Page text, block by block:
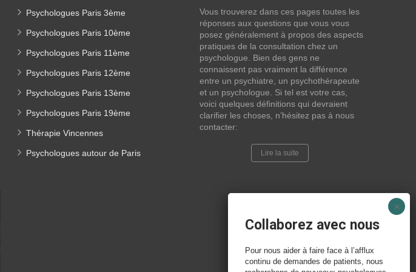
Psychologues Paris 3ème
Psychologues Paris 10ème
Psychologues Paris 11ème
Psychologues Paris 12ème
Psychologues Paris 13ème
Psychologues Paris 19ème
Thérapie Vincennes
Psychologues autour de Paris
Vous trouverez dans ces pages toutes les
réponses aux questions que vous vous
posez généralement à propos des aspects
pratiques de la consultation chez un
psychologue. Bien des gens ne
connaissent pas vraiment la différence
entre un psychiatre, un psychothérapeute
et un psychologue. Si tel est votre cas,
voici quelques définitions qui devraient
clarifier les choses, n’hésitez pas à nous
contacter:
Lire la suite
Collaborez avec nous
Pour nous aider à faire face à l’afflux
continu de demandes de patients, nous